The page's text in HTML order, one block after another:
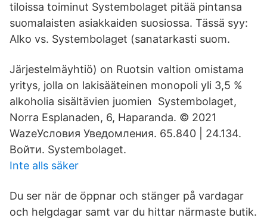
tiloissa toiminut Systembolaget pitää pintansa
suomalaisten asiakkaiden suosiossa. Tässä syy:
Alko vs. Systembolaget (sanatarkasti suom.
Järjestelmäyhtiö) on Ruotsin valtion omistama
yritys, jolla on lakisääteinen monopoli yli 3,5 %
alkoholia sisältävien juomien Systembolaget,
Norra Esplanaden, 6, Haparanda. © 2021
WazeУсловия Уведомления. 65.840 | 24.134.
Войти. Systembolaget.
Inte alls säker
Du ser när de öppnar och stänger på vardagar
och helgdagar samt var du hittar närmaste butik.